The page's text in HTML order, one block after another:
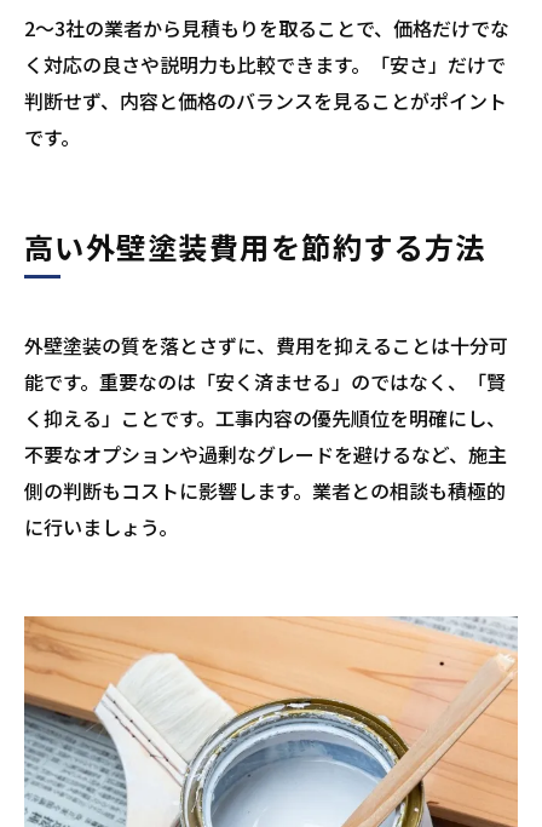
2〜3社の業者から見積もりを取ることで、価格だけでな
く対応の良さや説明力も比較できます。「安さ」だけで
判断せず、内容と価格のバランスを見ることがポイント
です。
高い外壁塗装費用を節約する方法
外壁塗装の質を落とさずに、費用を抑えることは十分可
能です。重要なのは「安く済ませる」のではなく、「賢
く抑える」ことです。工事内容の優先順位を明確にし、
不要なオプションや過剰なグレードを避けるなど、施主
側の判断もコストに影響します。業者との相談も積極的
に行いましょう。